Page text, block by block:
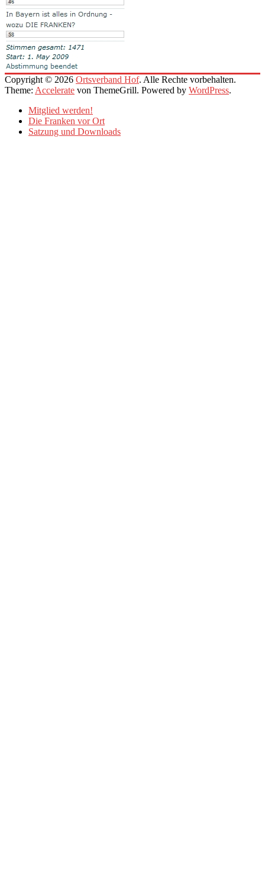
Copyright © 2026 Ortsverband Hof. Alle Rechte vorbehalten.
Theme: Accelerate von ThemeGrill. Powered by WordPress.
Mitglied werden!
Die Franken vor Ort
Satzung und Downloads